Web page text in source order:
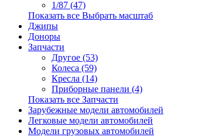
1/87 (47)
Показать все Выбрать масштаб
Джипы
Доноры
Запчасти
Другое (53)
Колеса (59)
Кресла (14)
Приборные панели (4)
Показать все Запчасти
Зарубежные модели автомобилей
Легковые модели автомобилей
Модели грузовых автомобилей